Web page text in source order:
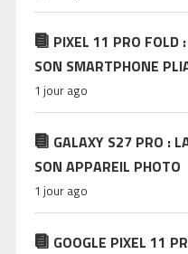
PIXEL 11 PRO FOLD
SON SMARTPHONE
1 jour ago
GALAXY S27 PRO :
SON APPAREIL PHOTO
1 jour ago
GOOGLE PIXEL 11